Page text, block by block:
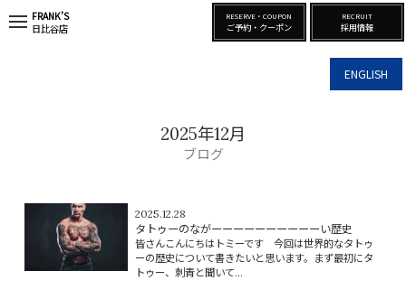
ENGLISH
FRANK’S
日比谷店
RESERVE・COUPON
ご予約・クーポン
RECRUIT
採用情報
2025年12月
ブログ
2025.12.28
タトゥーのながーーーーーーーーーーい歴史
皆さんこんにちはトミーです 今回は世界的なタトゥ
ーの歴史について書きたいと思います。まず最初にタ
トゥー、刺青と聞いて...
t